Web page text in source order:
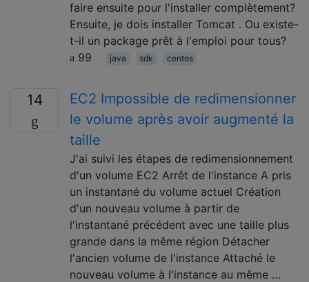
faire ensuite pour l'installer complètement?
Ensuite, je dois installer Tomcat . Ou existe-
t-il un package prêt à l'emploi pour tous?
99
java sdk centos
14
EC2 Impossible de redimensionner
le volume après avoir augmenté la
taille
J'ai suivi les étapes de redimensionnement
d'un volume EC2 Arrêt de l'instance A pris
un instantané du volume actuel Création
d'un nouveau volume à partir de
l'instantané précédent avec une taille plus
grande dans la même région Détacher
l'ancien volume de l'instance Attaché le
nouveau volume à l'instance au même …